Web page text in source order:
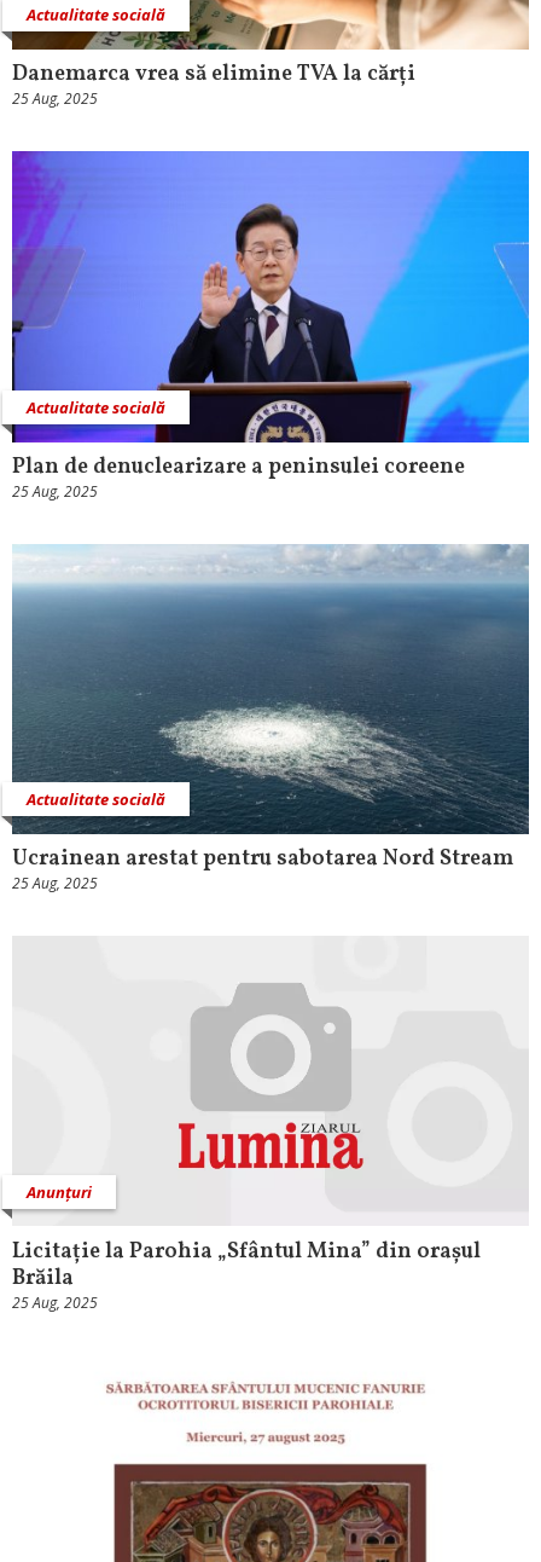
Actualitate socială
Danemarca vrea să elimine TVA la cărți
25 Aug, 2025
Actualitate socială
Plan de denuclearizare a peninsulei coreene
25 Aug, 2025
Actualitate socială
Ucrainean arestat pentru sabotarea Nord Stream
25 Aug, 2025
Anunțuri
Licitație la Parohia „Sfântul Mina” din orașul
Brăila
25 Aug, 2025